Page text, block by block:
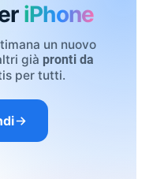
iPhone
un nuovo
già pronti da
per tutti.